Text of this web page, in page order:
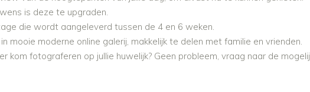
is deze te upgraden.
die wordt aangeleverd tussen de 4 en 6 weken.
mooie moderne online galerij, makkelijk te delen met familie en vrienden.
kom fotograferen op jullie huwelijk? Geen probleem, vraag naar de